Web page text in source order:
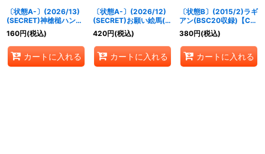
〔状態A-〕(2026/13)
(SECRET)神槍槌ハンマ
ースピア【R-SEC】
{BS76-068}《青》
160円(税込)
カートに入れる
〔状態A-〕(2026/12)
(SECRET)お願い絵馬(ネ
イ・ランテイルイラス
ト/BSC51収録)【C-
SEC】{BSC33-050}
《黄》
420円(税込)
カートに入れる
〔状態B〕(2015/2)ラギ
アン(BSC20収録)【C】
{BS14-067}《赤》
380円(税込)
カートに入れる